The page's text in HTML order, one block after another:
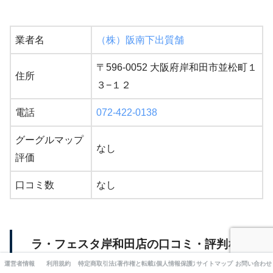
業者名 （株）阪南下出質舗
住所
〒596-0052 大阪府岸和田市並松町１
３−１２
電話 072-422-0138
グーグルマップ
評価
なし
口コミ数 なし
ラ・フェスタ岸和田店の口コミ・評判など
運営者情報 利用規約 特定商取引法に基づく表記
著作権と転載について個人情報保護方針サイトマップ お問い合わせ